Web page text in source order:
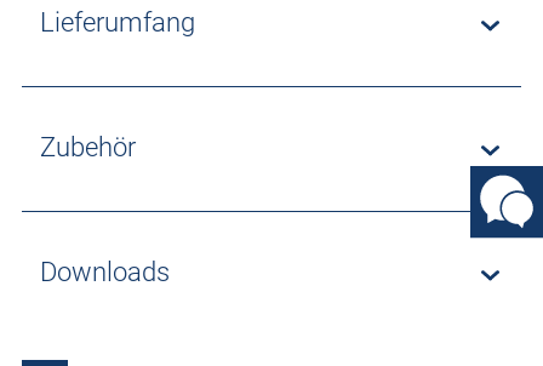
Lieferumfang
Zubehör
Downloads